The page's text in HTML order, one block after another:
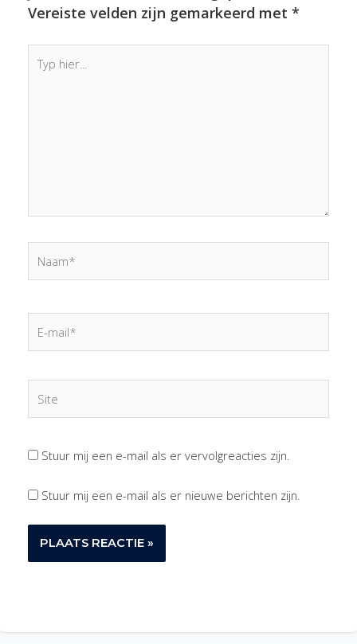
Vereiste velden zijn gemarkeerd met *
hier...
mail*
Stuur mij een e-mail als er vervolgreacties zijn.
Stuur mij een e-mail als er nieuwe berichten zijn.